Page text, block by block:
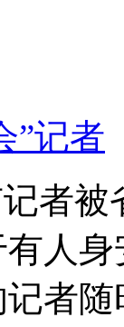
”记者
者
人
者